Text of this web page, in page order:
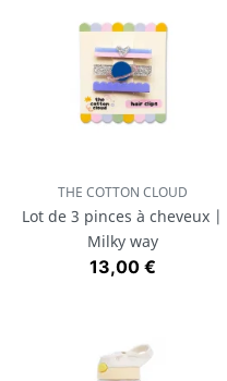
THE COTTON CLOUD
Lot de 3 pinces à cheveux |
Milky way
Prix
13,00 €